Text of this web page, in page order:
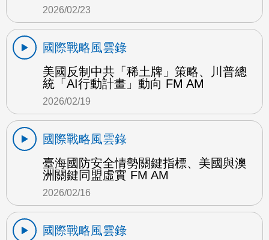
2026/02/23
國際戰略風雲錄
美國反制中共「稀土牌」策略、川普總
統「AI行動計畫」動向 FM AM
2026/02/19
國際戰略風雲錄
臺海國防安全情勢關鍵指標、美國與澳
洲關鍵同盟虛實 FM AM
2026/02/16
國際戰略風雲錄